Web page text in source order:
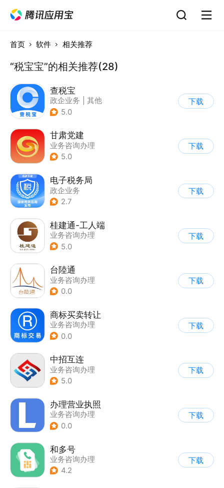
首页 软件 相关推荐
“税宝宝”的相关推荐(28)
查税宝
政企业务
其他
5.0
下载
甘肃党建
业务咨询办理
5.0
下载
电子税务局
政企业务
2.7
下载
桂建通-工人端
业务咨询办理
5.0
下载
台陸通
业务咨询办理
0.0
下载
商标买卖转让
业务咨询办理
0.0
下载
中招互连
业务咨询办理
| 名片印章
5.0
下载
办理营业执照
业务咨询办理
0.0
下载
和多号
业务咨询办理
4.2
下载